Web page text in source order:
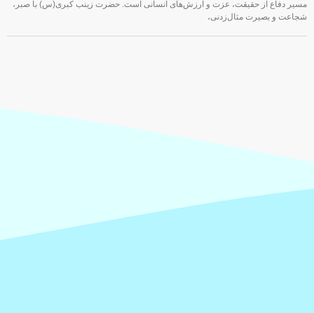
مسیر دفاع از حقیقت، عزت و ارزش‌های انسانی است. حضرت زینب کبری(س) با صبر،
شجاعت و بصیرت مثال‌زدنی،